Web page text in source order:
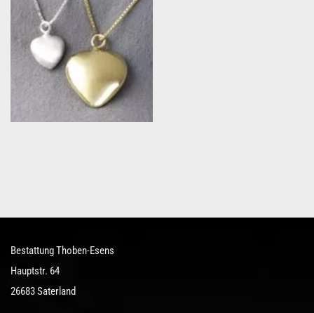
Bestattung Thoben-Esens
Hauptstr. 64
26683 Saterland